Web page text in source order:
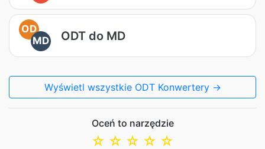
OD
MD
ODT do MD
Wyświetl wszystkie ODT Konwertery →
Oceń to narzędzie
☆
☆
☆
☆
☆